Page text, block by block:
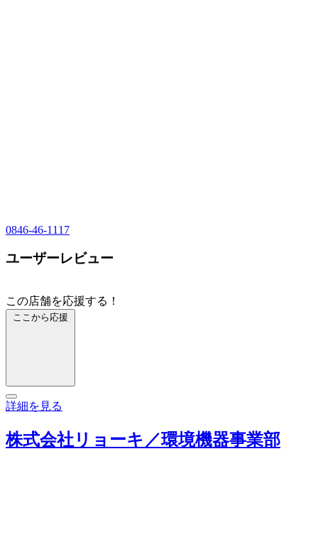
0846-46-1117
ユーザーレビュー
この店舗を応援する！
ここから応援
詳細を見る
株式会社リョーキ／環境機器事業部